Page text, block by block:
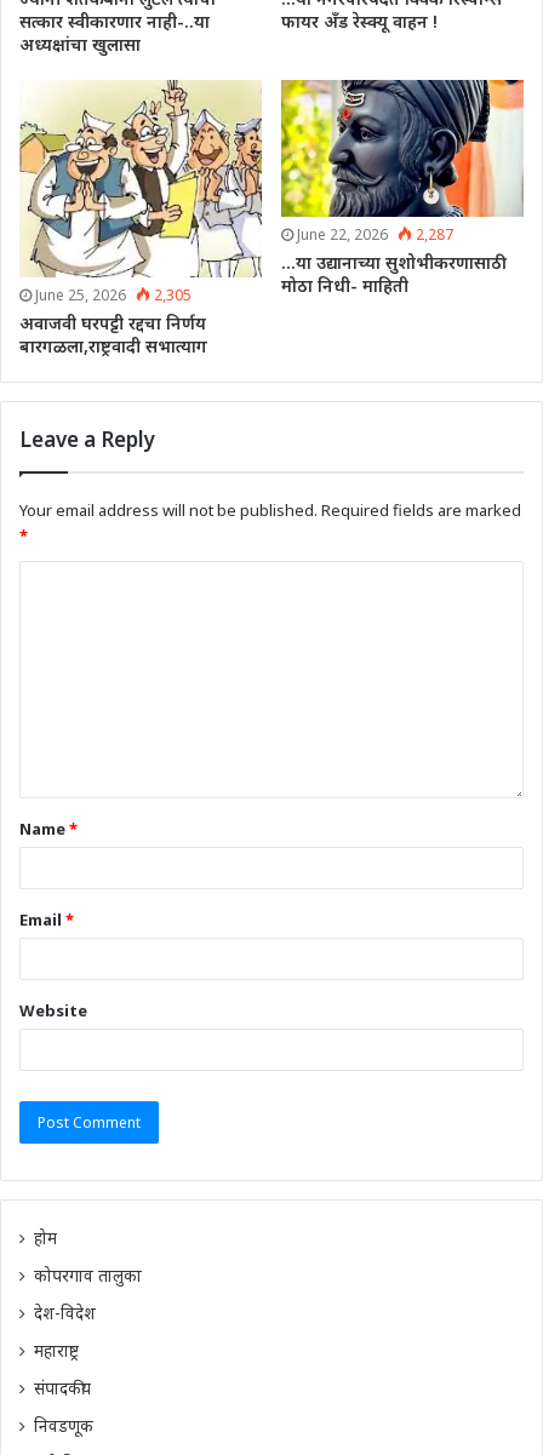
सत्कार स्वीकारणार नाही-..या
अध्यक्षांचा खुलासा
फायर अँड रेस्क्यू वाहन !
June 25, 2026 2,305
अवाजवी घरपट्टी रद्दचा निर्णय
बारगळला,राष्ट्रवादी सभात्याग
June 22, 2026 2,287
…या उद्यानाच्या सुशोभीकरणासाठी
मोठा निधी- माहिती
Leave a Reply
Your email address will not be published. Required fields are marked
*
Name*
Email *
Website
होम
कोपरगाव तालुका
देश-विदेश
महाराष्ट्र
संपादकीय
निवडणूक